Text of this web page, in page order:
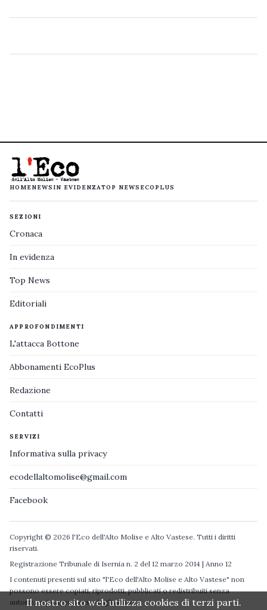
HOMENEWS IN EVIDENZATOP NEWS ECOPLUS
SEZIONI
Cronaca
In evidenza
Top News
Editoriali
APPROFONDIMENTI
L'attacca Bottone
Abbonamenti EcoPlus
Redazione
Contatti
SERVIZI
Informativa sulla privacy
ecodellaltomolise@gmail.com
Facebook
Copyright © 2026 l'Eco dell'Alto Molise e Alto Vastese. Tutti i diritti
riservati.
Registrazione Tribunale di Isernia n. 2 del 12 marzo 2014 | Anno 12
I contenuti presenti sul sito "l'Eco dell'Alto Molise e Alto Vastese" non
possono essere copiati, riprodotti, pubblicati o redistribuiti senza
autorizzazione espressa degli autori.
Il nostro sito web utilizza cookies di terzi parti.